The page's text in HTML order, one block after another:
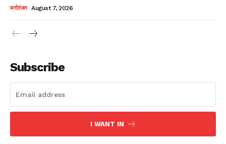
मनोरंजन August 7, 2026
Subscribe
I WANT IN